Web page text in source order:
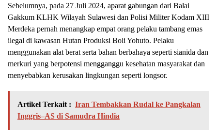
Sebelumnya, pada 27 Juli 2024, aparat gabungan dari Balai
Gakkum KLHK Wilayah Sulawesi dan Polisi Militer Kodam XIII
Merdeka pernah menangkap empat orang pelaku tambang emas
ilegal di kawasan Hutan Produksi Boli Yohuto. Pelaku
menggunakan alat berat serta bahan berbahaya seperti sianida dan
merkuri yang berpotensi mengganggu kesehatan masyarakat dan
menyebabkan kerusakan lingkungan seperti longsor.
Artikel Terkait : Iran Tembakkan Rudal ke Pangkalan
Inggris–AS di Samudra Hindia